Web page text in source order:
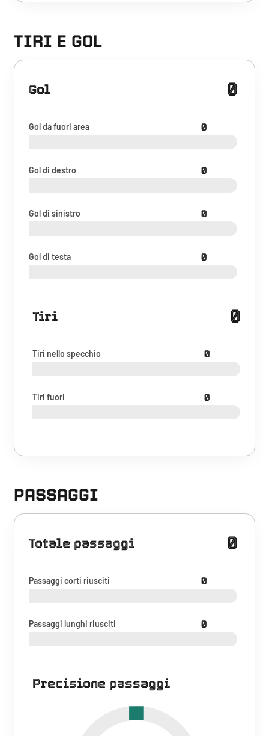
TIRI E GOL
Gol 0
Gol da fuori area 0
Gol di destro 0
Gol di sinistro 0
Gol di testa 0
Tiri 0
Tiri nello specchio 0
Tiri fuori 0
PASSAGGI
Totale passaggi 0
Passaggi corti riusciti 0
Passaggi lunghi riusciti 0
Precisione passaggi